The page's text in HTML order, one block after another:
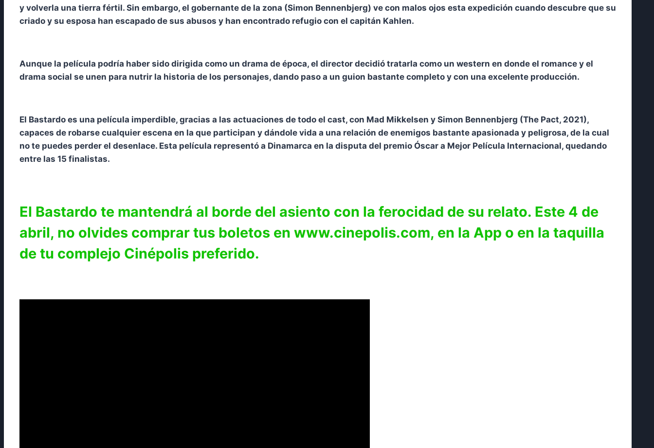
y volverla una tierra fértil. Sin embargo, el gobernante de la zona (Simon Bennenbjerg) ve con malos ojos esta expedición cuando descubre que su
criado y su esposa han escapado de sus abusos y han encontrado refugio con el capitán Kahlen.
Aunque la película podría haber sido dirigida como un drama de época, el director decidió tratarla como un western en donde el romance y el
drama social se unen para nutrir la historia de los personajes, dando paso a un guion bastante completo y con una excelente producción.
El Bastardo es una película imperdible, gracias a las actuaciones de todo el cast, con Mad Mikkelsen y Simon Bennenbjerg (The Pact, 2021),
capaces de robarse cualquier escena en la que participan y dándole vida a una relación de enemigos bastante apasionada y peligrosa, de la cual
no te puedes perder el desenlace. Esta película representó a Dinamarca en la disputa del premio Óscar a Mejor Película Internacional, quedando
entre las 15 finalistas.
El Bastardo te mantendrá al borde del asiento con la ferocidad de su relato. Este 4 de
abril, no olvides comprar tus boletos en www.cinepolis.com, en la App o en la taquilla
de tu complejo Cinépolis preferido.